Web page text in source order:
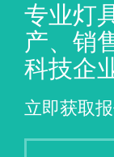
专业灯
产、销
科技企
立即获取